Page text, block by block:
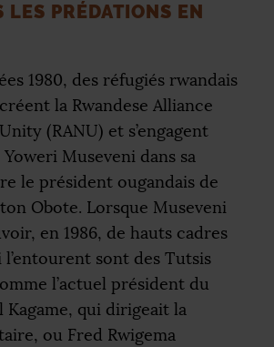
LES PRÉDATIONS EN
1980, des réfugiés rwandais
la Rwandese Alliance
(RANU) et s’engagent
Museveni dans sa
le président ougandais de
Obote. Lorsque Museveni
en 1986, de hauts cadres
sont des Tutsis
l’actuel président du
Kagame, qui dirigeait la
ou Fred Rwigema